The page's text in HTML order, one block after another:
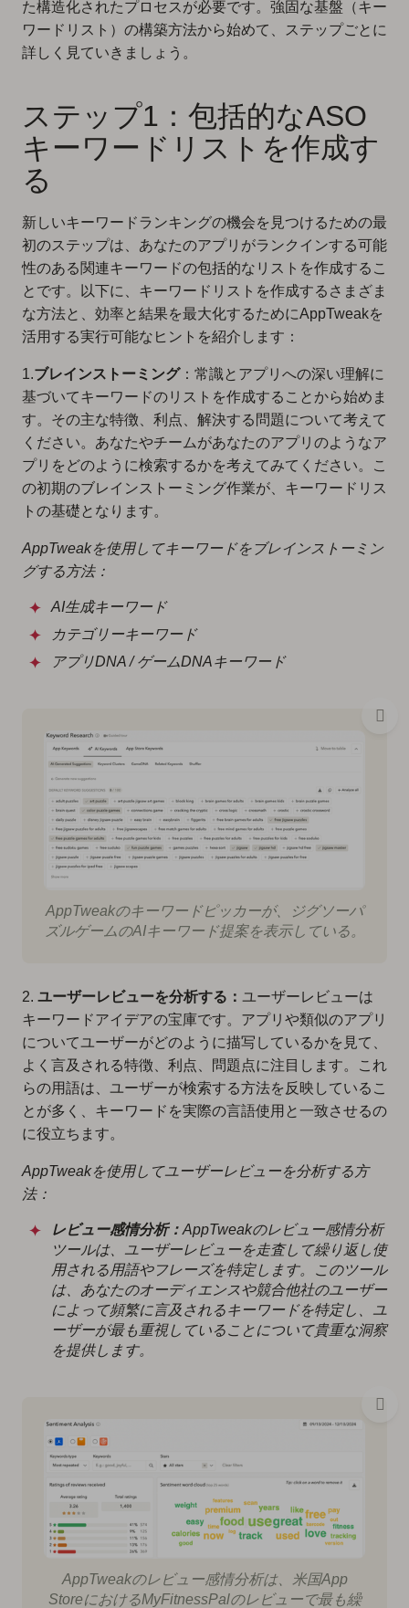
た構造化されたプロセスが必要です。強固な基盤（キー
ワードリスト）の構築方法から始めて、ステップごとに
詳しく見ていきましょう。
ステップ1：包括的なASO
キーワードリストを作成す
る
新しいキーワードランキングの機会を見つけるための最
初のステップは、あなたのアプリがランクインする可能
性のある関連キーワードの包括的なリストを作成するこ
とです。以下に、キーワードリストを作成するさまざま
な方法と、効率と結果を最大化するためにAppTweakを
活用する実行可能なヒントを紹介します：
1.ブレインストーミング：常識とアプリへの深い理解に
基づいてキーワードのリストを作成することから始めま
す。その主な特徴、利点、解決する問題について考えて
ください。あなたやチームがあなたのアプリのようなア
プリをどのように検索するかを考えてみてください。こ
の初期のブレインストーミング作業が、キーワードリス
トの基礎となります。
AppTweakを使用してキーワードをブレインストーミン
グする方法：
AI生成キーワード
カテゴリーキーワード
アプリDNA / ゲームDNAキーワード
AppTweakのキーワードピッカーが、ジグソーパ
ズルゲームのAIキーワード提案を表示している。
2. ユーザーレビューを分析する： ユーザーレビューは
キーワードアイデアの宝庫です。アプリや類似のアプリ
についてユーザーがどのように描写しているかを見て、
よく言及される特徴、利点、問題点に注目します。これ
らの用語は、ユーザーが検索する方法を反映しているこ
とが多く、キーワードを実際の言語使用と一致させるの
に役立ちます。
AppTweakを使用してユーザーレビューを分析する方
法：
レビュー感情分析： AppTweakのレビュー感情分析
ツールは、ユーザーレビューを走査して繰り返し使
用される用語やフレーズを特定します。このツール
は、あなたのオーディエンスや競合他社のユーザー
によって頻繁に言及されるキーワードを特定し、ユ
ーザーが最も重視していることについて貴重な洞察
を提供します。
AppTweakのレビュー感情分析は、米国App
StoreにおけるMyFitnessPalのレビューで最も繰